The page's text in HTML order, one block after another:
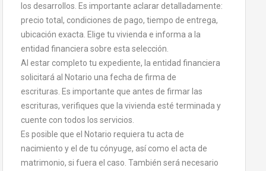
los desarrollos. Es importante aclarar detalladamente:
precio total, condiciones de pago, tiempo de entrega,
ubicación exacta. Elige tu vivienda e informa a la
entidad financiera sobre esta selección.
Al estar completo tu expediente, la entidad financiera
solicitará al Notario una fecha de firma de
escrituras. Es importante que antes de firmar las
escrituras, verifiques que la vivienda esté terminada y
cuente con todos los servicios.
Es posible que el Notario requiera tu acta de
nacimiento y el de tu cónyuge, así como el acta de
matrimonio, si fuera el caso. También será necesario